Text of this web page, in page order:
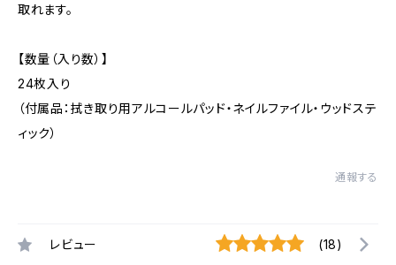
取れます。
【数量（入り数）】
24枚入り
（付属品：拭き取り用アルコールパッド・ネイルファイル・ウッドステ
ィック）
通報する
レビュー (18)